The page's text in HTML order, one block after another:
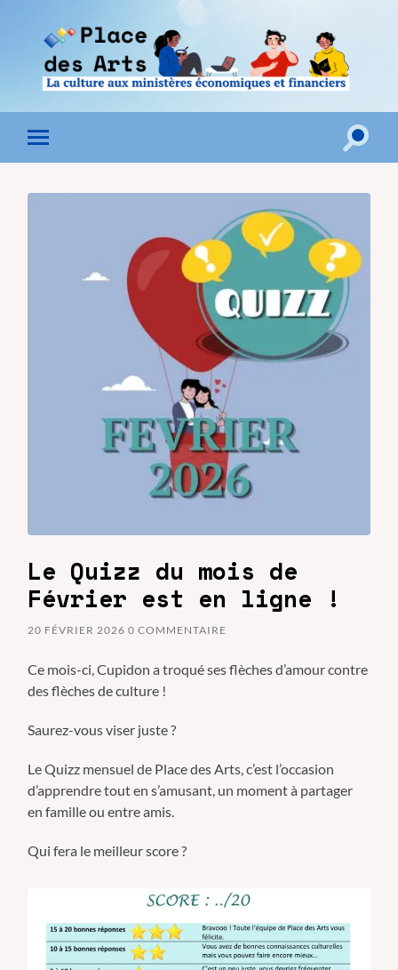
Toggle
mobile
Toggle
Le Quizz du mois de
Février est en ligne !
20 FÉVRIER 2026 0 COMMENTAIRE
Ce mois-ci, Cupidon a troqué ses flèches d’amour contre
des flèches de culture !
Saurez-vous viser juste ?
Le Quizz mensuel de Place des Arts, c’est l’occasion
d’apprendre tout en s’amusant, un moment à partager
en famille ou entre amis.
Qui fera le meilleur score ?